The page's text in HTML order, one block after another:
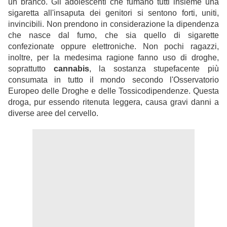
un branco. Gli adolescenti che fumano tutti insieme una
sigaretta all'insaputa dei genitori si sentono forti, uniti,
invincibili. Non prendono in considerazione la dipendenza
che nasce dal fumo, che sia quello di sigarette
confezionate oppure elettroniche. Non pochi ragazzi,
inoltre, per la medesima ragione fanno uso di droghe,
soprattutto cannabis, la sostanza stupefacente più
consumata in tutto il mondo secondo l'Osservatorio
Europeo delle Droghe e delle Tossicodipendenze. Questa
droga, pur essendo ritenuta leggera, causa gravi danni a
diverse aree del cervello.